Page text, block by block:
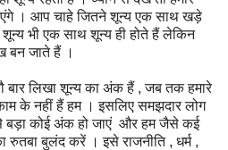
। आप चाहे जितने शून्य एक साथ खड़े
भी एक साथ शून्य ही होते हैं लेकिन
बन जाते हैं ।
लिखा शून्य का अंक हैं , जब तक हमारे
के नहीं हैं हम । इसलिए समझदार लोग
बड़ा कोई अंक हो जाएं और हम जैसे कई
बुलंद करें । इसे राजनीति , धर्म ,